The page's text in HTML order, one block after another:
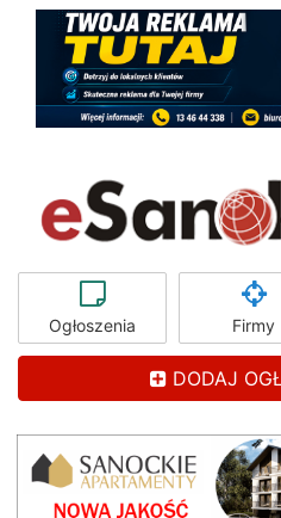
Ogłoszenia Firmy
DODAJ